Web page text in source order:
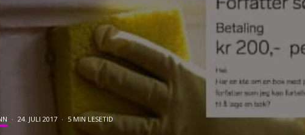
· 24. JULI 2017 · 5 MIN LESETID